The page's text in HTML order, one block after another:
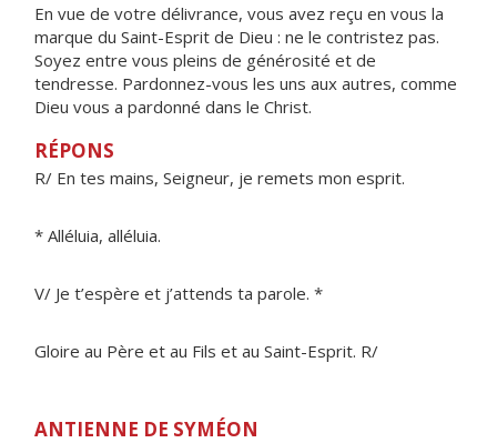
En vue de votre délivrance, vous avez reçu en vous la
marque du Saint-Esprit de Dieu : ne le contristez pas.
Soyez entre vous pleins de générosité et de
tendresse. Pardonnez-vous les uns aux autres, comme
Dieu vous a pardonné dans le Christ.
RÉPONS
R/ En tes mains, Seigneur, je remets mon esprit.
* Alléluia, alléluia.
V/ Je t’espère et j’attends ta parole. *
Gloire au Père et au Fils et au Saint-Esprit. R/
ANTIENNE DE SYMÉON